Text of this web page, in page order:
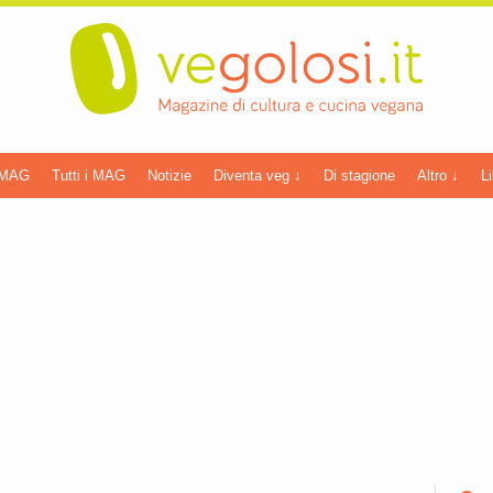
Tutti i MAG Notizie Diventa veg ↓ Di stagione Altro ↓